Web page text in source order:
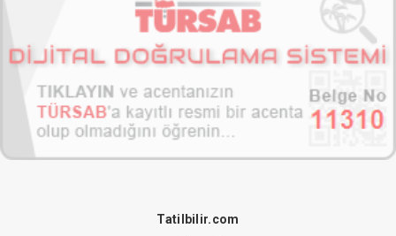
Tatilbilir.com